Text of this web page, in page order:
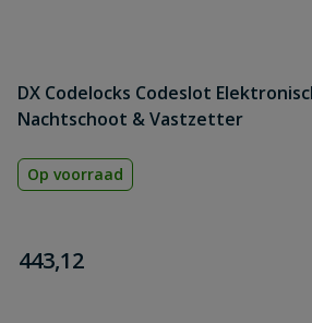
DX Codelocks Codeslot
Nachtschoot & Vastzetter
Op voorraad
€
443,12